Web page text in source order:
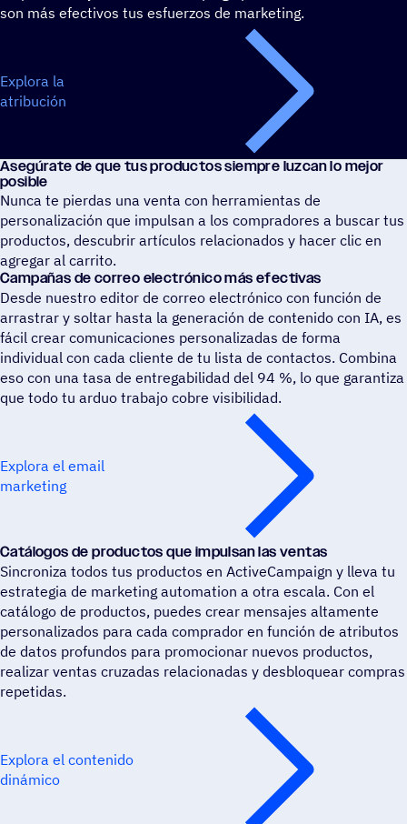
son más efectivos tus esfuerzos de marketing.
Explora la
atribución
Asegú­rate de que tus produc­tos siempre luzcan lo mejor
posible
Nunca te pierdas una venta con herramientas de
personalización que impulsan a los compradores a buscar tus
productos, descubrir artículos relacionados y hacer clic en
agregar al carrito.
Campa­ñas de correo elec­tró­nico más efectivas
Desde nuestro editor de correo electrónico con función de
arrastrar y soltar hasta la generación de contenido con IA, es
fácil crear comunicaciones personalizadas de forma
individual con cada cliente de tu lista de contactos. Combina
eso con una tasa de entregabilidad del 94 %, lo que garantiza
que todo tu arduo trabajo cobre visibilidad.
Explora el email
marketing
Catá­lo­gos de produc­tos que impul­san las ventas
Sincroniza todos tus productos en ActiveCampaign y lleva tu
estrategia de marketing automation a otra escala. Con el
catálogo de productos, puedes crear mensajes altamente
personalizados para cada comprador en función de atributos
de datos profundos para promocionar nuevos productos,
realizar ventas cruzadas relacionadas y desbloquear compras
repetidas.
Explora el contenido
dinámico